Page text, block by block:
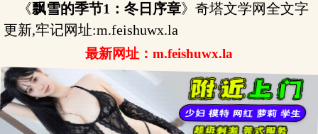
《飘雪的季节1：冬日序章》奇塔文学网全文字
更新,牢记网址:m.feishuwx.la
最新网址：m.feishuwx.la